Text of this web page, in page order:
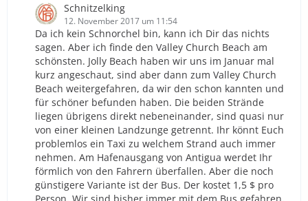
Schnitzelking
12. November 2017 um 11:54
Da ich kein Schnorchel bin, kann ich Dir das nichts
sagen. Aber ich finde den Valley Church Beach am
schönsten. Jolly Beach haben wir uns im Januar mal
kurz angeschaut, sind aber dann zum Valley Church
Beach weitergefahren, da wir den schon kannten und
für schöner befunden haben. Die beiden Strände
liegen übrigens direkt nebeneinander, sind quasi nur
von einer kleinen Landzunge getrennt. Ihr könnt Euch
problemlos ein Taxi zu welchem Strand auch immer
nehmen. Am Hafenausgang von Antigua werdet Ihr
förmlich von den Fahrern überfallen. Aber die noch
günstigere Variante ist der Bus. Der kostet 1,5 $ pro
Person. Wir sind bisher immer mit dem Bus gefahren.